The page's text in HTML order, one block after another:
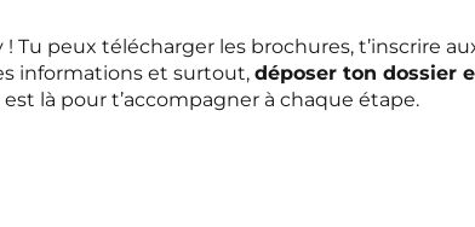
! Tu peux télécharger les brochures, t’inscrire
informations et surtout, déposer ton dossier
là pour t’accompagner à chaque étape.